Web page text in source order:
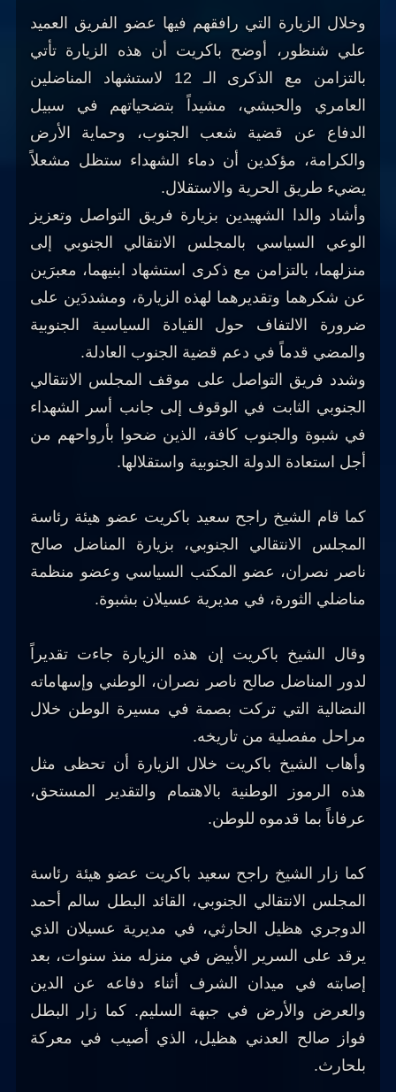
وخلال الزيارة التي رافقهم فيها عضو الفريق العميد
علي شنظور، أوضح باكريت أن هذه الزيارة تأتي
بالتزامن مع الذكرى الـ 12 لاستشهاد المناضلين
العامري والحبشي، مشيداً بتضحياتهم في سبيل
الدفاع عن قضية شعب الجنوب، وحماية الأرض
والكرامة، مؤكدين أن دماء الشهداء ستظل مشعلاً
يضيء طريق الحرية والاستقلال.
وأشاد والدا الشهيدين بزيارة فريق التواصل وتعزيز
الوعي السياسي بالمجلس الانتقالي الجنوبي إلى
منزلهما، بالتزامن مع ذكرى استشهاد ابنيهما، معبرَين
عن شكرهما وتقديرهما لهذه الزيارة، ومشددَين على
ضرورة الالتفاف حول القيادة السياسية الجنوبية
والمضي قدماً في دعم قضية الجنوب العادلة.
وشدد فريق التواصل على موقف المجلس الانتقالي
الجنوبي الثابت في الوقوف إلى جانب أسر الشهداء
في شبوة والجنوب كافة، الذين ضحوا بأرواحهم من
أجل استعادة الدولة الجنوبية واستقلالها.
كما قام الشيخ راجح سعيد باكريت عضو هيئة رئاسة
المجلس الانتقالي الجنوبي، بزيارة المناضل صالح
ناصر نصران، عضو المكتب السياسي وعضو منظمة
مناضلي الثورة، في مديرية عسيلان بشبوة.
وقال الشيخ باكريت إن هذه الزيارة جاءت تقديراً
لدور المناضل صالح ناصر نصران، الوطني وإسهاماته
النضالية التي تركت بصمة في مسيرة الوطن خلال
مراحل مفصلية من تاريخه.
وأهاب الشيخ باكريت خلال الزيارة أن تحظى مثل
هذه الرموز الوطنية بالاهتمام والتقدير المستحق،
عرفاناً بما قدموه للوطن.
كما زار الشيخ راجح سعيد باكريت عضو هيئة رئاسة
المجلس الانتقالي الجنوبي، القائد البطل سالم أحمد
الدوجري هظيل الحارثي، في مديرية عسيلان الذي
يرقد على السرير الأبيض في منزله منذ سنوات، بعد
إصابته في ميدان الشرف أثناء دفاعه عن الدين
والعرض والأرض في جبهة السليم. كما زار البطل
فواز صالح العدني هظيل، الذي أصيب في معركة
بلحارث.